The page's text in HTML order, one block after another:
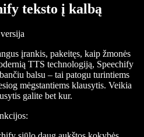
teksto į kalbą
įrankis, pakeitęs, kaip žmonės
TTS technologiją, Speechify
balsu – tai patogu turintiems
mėgstantiems klausytis. Veikia
galite bet kur.
: